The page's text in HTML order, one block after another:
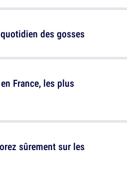
des gosses
sûrement sur les
France, les plus